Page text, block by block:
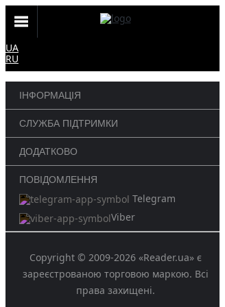
UA
RU
ІНФОРМАЦІЯ
СЛУЖБА ПІДТРИМКИ
ДОДАТКОВО
ПОВІДОМЛЕННЯ
Telegram
Viber
Copyright © 2009-2026 «Reader.ua» є
зареєстрованою торговою маркою. Всі
права захищені.